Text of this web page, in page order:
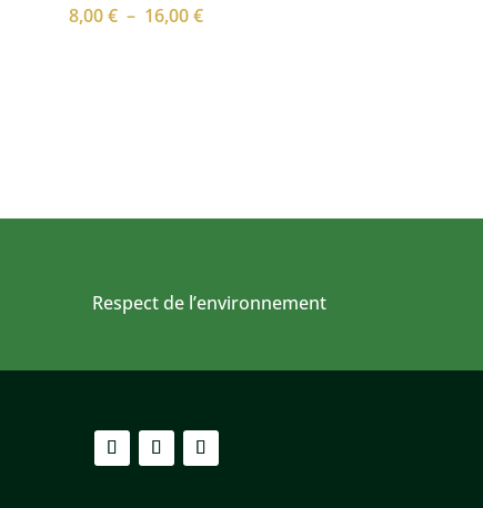
8,00€ – 16,00€Plage
Respect de l’environnement